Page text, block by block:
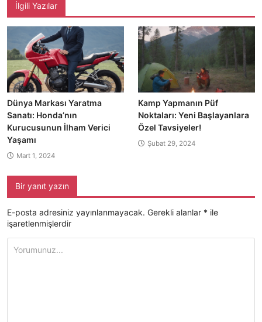
İlgili Yazılar
Dünya Markası Yaratma
Sanatı: Honda’nın
Kurucusunun İlham Verici
Yaşamı
Mart 1, 2024
Kamp Yapmanın Püf
Noktaları: Yeni Başlayanlara
Özel Tavsiyeler!
Şubat 29, 2024
Bir yanıt yazın
E-posta adresiniz yayınlanmayacak. Gerekli alanlar * ile
işaretlenmişlerdir